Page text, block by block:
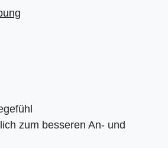
zum besseren An- und